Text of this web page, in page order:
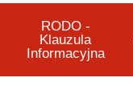
RODO -
Klauzula
Informacyjna